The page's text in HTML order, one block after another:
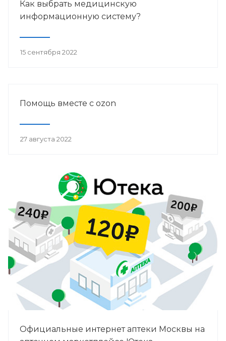
Как выбрать медицинскую
информационную систему?
15 сентября 2022
Помощь вместе с ozon
27 августа 2022
Официальные интернет аптеки Москвы на